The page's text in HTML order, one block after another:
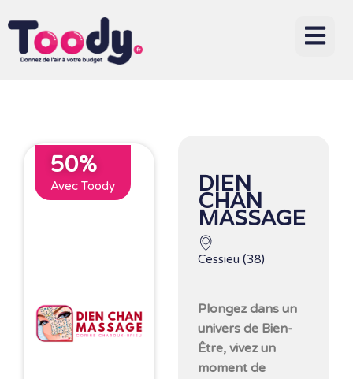
50%
Avec Toody DIEN
CHAN
MASSAGE
Cessieu (38)
Plongez dans un
univers de Bien-
Être, vivez un
moment de